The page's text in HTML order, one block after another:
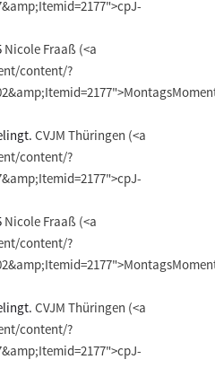
Nicole Fraaß (<a
content/?
CVJM Thüringen (<a
content/?
Nicole Fraaß (<a
content/?
CVJM Thüringen (<a
content/?